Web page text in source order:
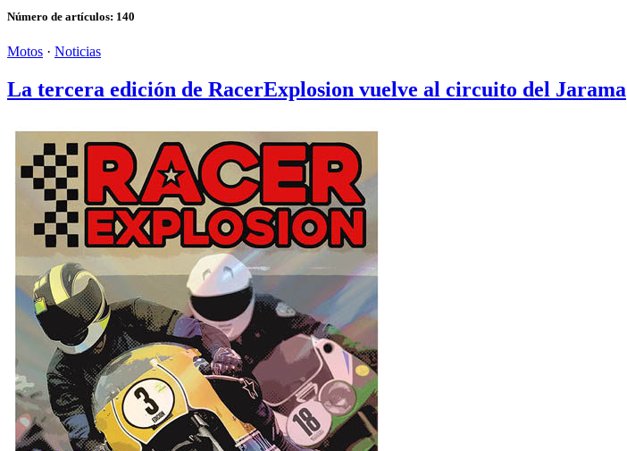
Número de artículos: 140
Motos · Noticias
La tercera edición de RacerExplosion vuelve al circuito del Jarama